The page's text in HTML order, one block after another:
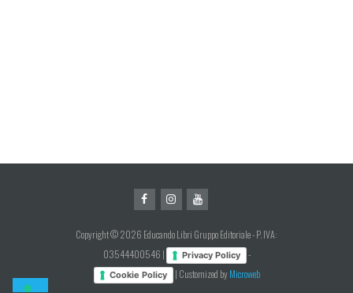
Copyright © 2026 Educando Libri Gruppo Editoriale - P. IVA:
03544400546 |
Privacy Policy -
Cookie Policy | Customized byMicroweb